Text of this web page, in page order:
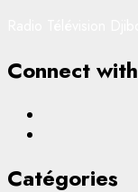
Connect
Catégories